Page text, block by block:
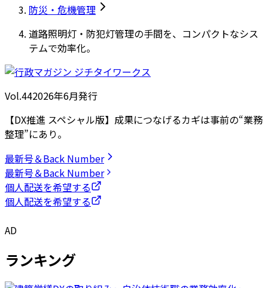
防災・危機管理
道路照明灯・防犯灯管理の手間を、コンパクトなシス
テムで効率化。
Vol.442026年6月発行
【DX推進 スペシャル版】成果につなげるカギは事前の“業務
整理”にあり。
最新号＆Back Number
最新号＆Back Number
個人配送を希望する
個人配送を希望する
AD
ランキング